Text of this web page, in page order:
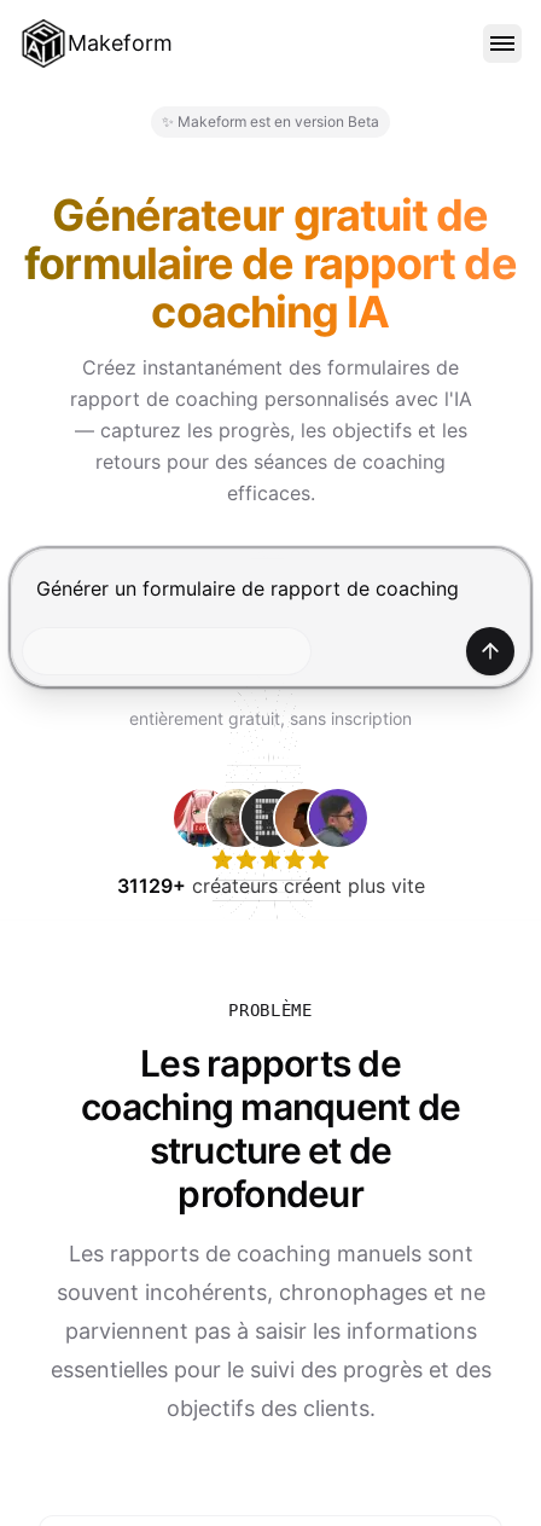
Makeform
BLOG
TARIFS
SE CONNECTER
ESSAYER GRATUITEMENT
✨ Makeform est en version Beta
Générateur gratuit de
formulaire de rapport de
coaching IA
Créez instantanément des formulaires de
rapport de coaching personnalisés avec l'IA
— capturez les progrès, les objectifs et les
retours pour des séances de coaching
efficaces.
Appuyez sur Entrée pour envoyer, Maj+Entrée pour
entièrement gratuit, sans inscription
31129+ créateurs créent plus vite
PROBLÈME
Les rapports de
coaching manquent de
structure et de
profondeur
Les rapports de coaching manuels sont
souvent incohérents, chronophages et ne
parviennent pas à saisir les informations
essentielles pour le suivi des progrès et des
objectifs des clients.